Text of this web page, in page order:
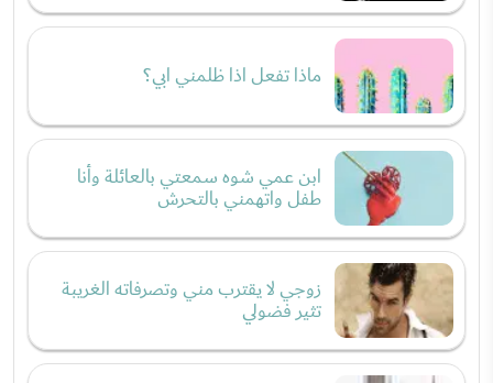
ماذا تفعل اذا ظلمني ابي؟
ابن عمي شوه سمعتي بالعائلة وأنا
طفل واتهمني بالتحرش
زوجي لا يقترب مني وتصرفاته الغريبة
تثير فضولي